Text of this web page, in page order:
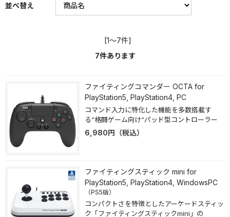
並べ替え
[1～7件]
7件あります
ファイティングコマンダー OCTA for
PlayStation5, PlayStation4, PC
コマンド入力に特化した機能を多数搭載す
る”格闘ゲーム向け”パッド型コントローラー
6,980円 （税込）
ファイティングスティック mini for
PlayStation5, PlayStation4, WindowsPC
（PS5版）
コンパクトさを特徴としたアーケードスティッ
ク「ファイティングスティックmini」の